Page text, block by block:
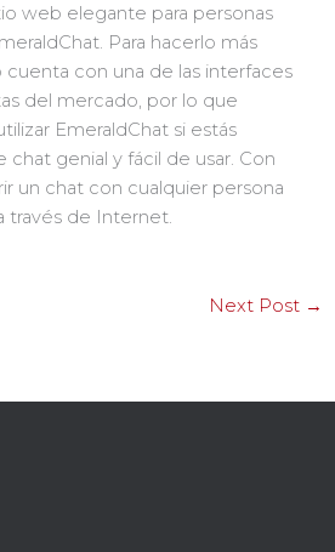
web elegante para personas
Para hacerlo más
cuenta con una de las interfaces
del mercado, por lo que
EmeraldChat si estás
chat genial y fácil de usar. Con
un chat con cualquier persona
través de Internet.
Next Post →